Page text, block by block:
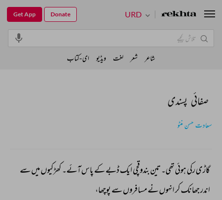
صفائی پسندی
سعادت حسن منٹو
گاڑی رکی ہوئی تھی۔تین بندوقچی ایک ڈبے کے پاس آئے۔ کھڑکیوں میں سے
اندر جھانک کر انہوں نے مسافروں سے پوچھا،
URD
Get App Donate
شاعر شعر لغت ویڈیو ای-کتاب